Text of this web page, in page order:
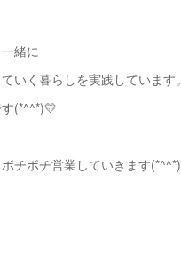
緒に
いく暮らしを実践しています。
(*^^*)💛
チボチ営業していきます(*^^*)